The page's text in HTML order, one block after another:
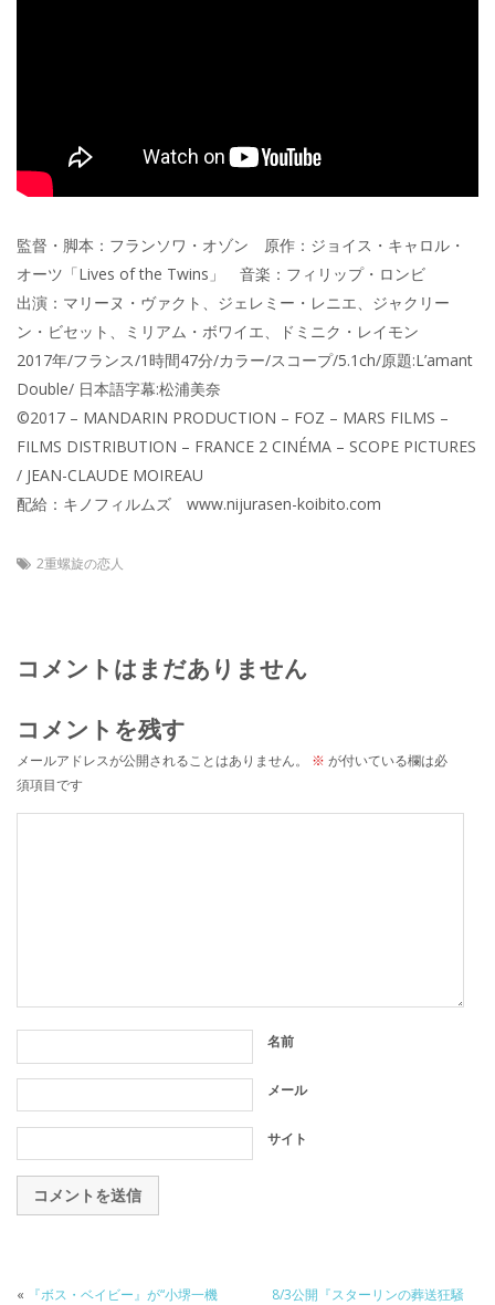
監督・脚本：フランソワ・オゾン 原作：ジョイス・キャロル・
オーツ「Lives of the Twins」 音楽：フィリップ・ロンビ
出演：マリーヌ・ヴァクト、ジェレミー・レニエ、ジャクリー
ン・ビセット、ミリアム・ボワイエ、ドミニク・レイモン
2017年/フランス/1時間47分/カラー/スコープ/5.1ch/原題:L’amant
Double/ 日本語字幕:松浦美奈
©2017 – MANDARIN PRODUCTION – FOZ – MARS FILMS –
FILMS DISTRIBUTION – FRANCE 2 CINÉMA – SCOPE PICTURES
/ JEAN-CLAUDE MOIREAU
配給：キノフィルムズ www.nijurasen-koibito.com
2重螺旋の恋人
コメントはまだありません
コメントを残す
メールアドレスが公開されることはありません。 ※ が付いている欄は必
須項目です
名前
メール
サイト
«
『ボス・ベイビー』が“小堺一機
8/3公開『スターリンの葬送狂騒